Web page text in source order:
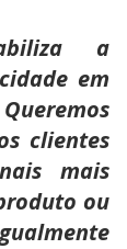
a
em
clientes
mais
ou